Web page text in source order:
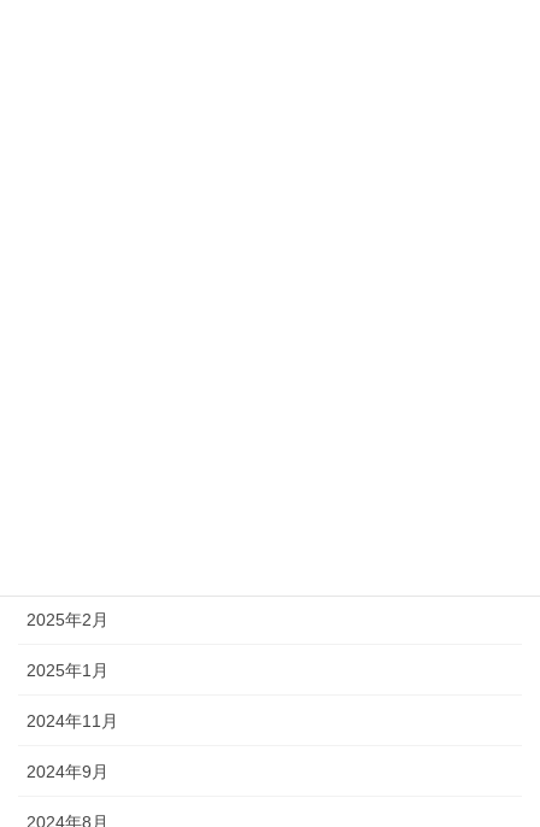
2025年2月
2025年1月
2024年11月
2024年9月
2024年8月